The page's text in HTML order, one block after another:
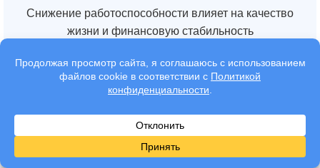
Снижение работоспособности влияет на качество
жизни и финансовую стабильность